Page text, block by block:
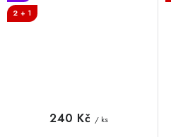
2 + 1
240 Kč / ks